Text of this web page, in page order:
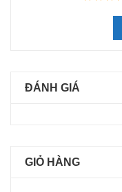
ĐÁNH GIÁ
GIỎ HÀNG